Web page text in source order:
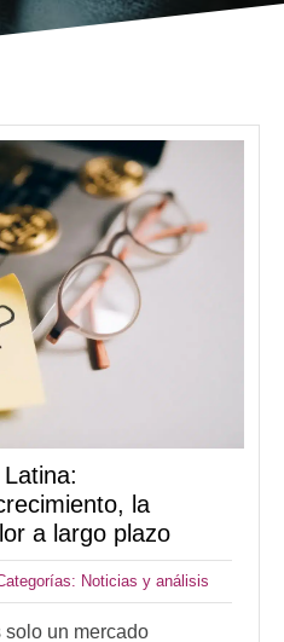
la
a largo plazo
Noticias y análisis
solo un mercado